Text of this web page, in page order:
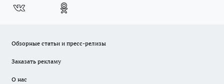
Обзорные статьи и пресс-релизы
Заказать рекламу
О нас